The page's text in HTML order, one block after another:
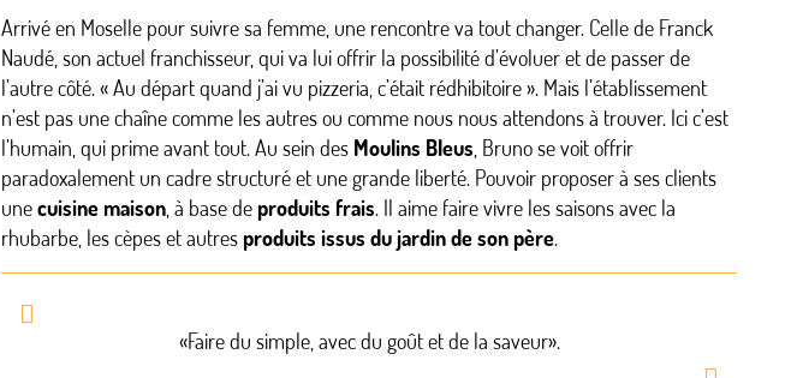
Arrivé en Moselle pour suivre sa femme, une rencontre va tout changer. Celle de Franck
Naudé, son actuel franchisseur, qui va lui offrir la possibilité d’évoluer et de passer de
l’autre côté. « Au départ quand j’ai vu pizzeria, c’était rédhibitoire ». Mais l’établissement
n’est pas une chaîne comme les autres ou comme nous nous attendons à trouver. Ici c’est
l’humain, qui prime avant tout. Au sein des Moulins Bleus , Bruno se voit offrir
paradoxalement un cadre structuré et une grande liberté. Pouvoir proposer à ses clients
unecuisine maison , à base de produits frais. Il aime faire vivre les saisons avec la
rhubarbe, les cèpes et autres produits issus du jardin de son père.
«Faire du simple, avec du goût et de la saveur».